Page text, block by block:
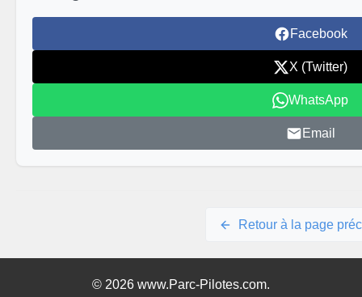
Facebook
X (Twitter)
WhatsApp
Email
Retour à la page
© 2026 www.Parc-Pilotes.com.